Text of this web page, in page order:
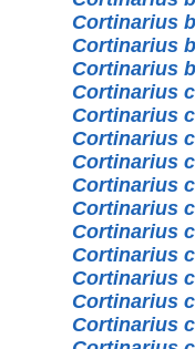
Cortinarius
Cortinarius
Cortinarius
Cortinarius
Cortinarius
Cortinarius
Cortinarius
Cortinarius
Cortinarius
Cortinarius
Cortinarius
Cortinarius
Cortinarius
Cortinarius